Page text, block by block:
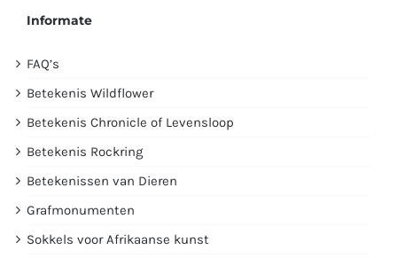
Informate
FAQ’s
Betekenis Wildflower
Betekenis Chronicle of Levensloop
Betekenis Rockring
Betekenissen van Dieren
Grafmonumenten
Sokkels voor Afrikaanse kunst